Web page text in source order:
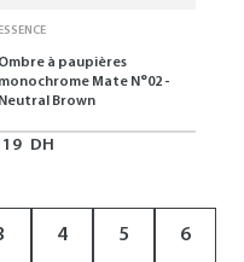
ESSENCE
Ombre à paupières
monochrome Mate N°02 -
Neutral Brown
19 DH
4 5 6